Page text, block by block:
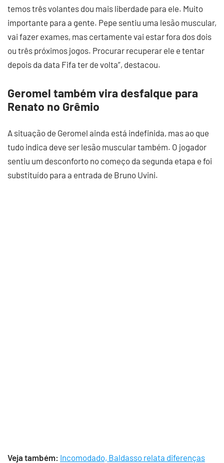
temos três volantes dou mais liberdade para ele. Muito
importante para a gente. Pepe sentiu uma lesão muscular,
vai fazer exames, mas certamente vai estar fora dos dois
ou três próximos jogos. Procurar recuperar ele e tentar
depois da data Fifa ter de volta”, destacou.
Geromel também vira desfalque para
Renato no Grêmio
A situação de Geromel ainda está indefinida, mas ao que
tudo indica deve ser lesão muscular também. O jogador
sentiu um desconforto no começo da segunda etapa e foi
substituído para a entrada de Bruno Uvini.
Veja também: Incomodado, Baldasso relata diferenças